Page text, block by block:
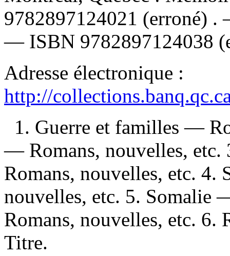
9782897124021 (erroné)
— ISBN 9782897124038
Adresse électronique :
http://
1. Guerre et familles —
— Romans, nouvelles,
Romans, nouvelles, etc.
nouvelles, etc. 5.
Romans, nouvelles, etc. 6.
Titre.